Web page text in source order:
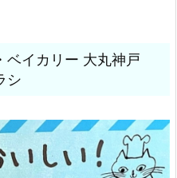
ベイカリー 大丸神戸
シ